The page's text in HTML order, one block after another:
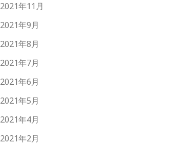
2021年11月
2021年9月
2021年8月
2021年7月
2021年6月
2021年5月
2021年4月
2021年2月